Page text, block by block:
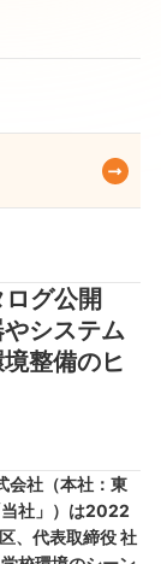
ログ公開
システム
整備のヒ
会社（本社：東
社」）は2022
、代表取締役 社